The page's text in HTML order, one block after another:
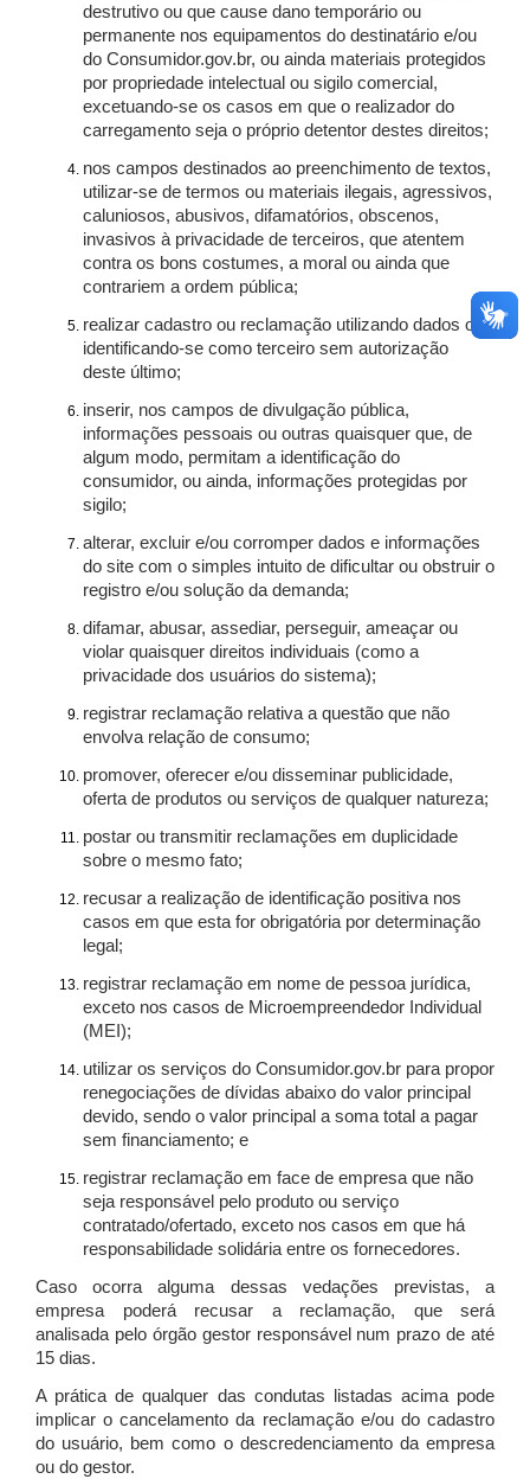
destrutivo ou que cause dano temporário ou
permanente nos equipamentos do destinatário e/ou
do Consumidor.gov.br, ou ainda materiais protegidos
por propriedade intelectual ou sigilo comercial,
excetuando-se os casos em que o realizador do
carregamento seja o próprio detentor destes direitos;
nos campos destinados ao preenchimento de textos,
utilizar-se de termos ou materiais ilegais, agressivos,
caluniosos, abusivos, difamatórios, obscenos,
invasivos à privacidade de terceiros, que atentem
contra os bons costumes, a moral ou ainda que
contrariem a ordem pública;
realizar cadastro ou reclamação utilizando dados ou
identificando-se como terceiro sem autorização
deste último;
inserir, nos campos de divulgação pública,
informações pessoais ou outras quaisquer que, de
algum modo, permitam a identificação do
consumidor, ou ainda, informações protegidas por
sigilo;
alterar, excluir e/ou corromper dados e informações
do site com o simples intuito de dificultar ou obstruir o
registro e/ou solução da demanda;
difamar, abusar, assediar, perseguir, ameaçar ou
violar quaisquer direitos individuais (como a
privacidade dos usuários do sistema);
registrar reclamação relativa a questão que não
envolva relação de consumo;
promover, oferecer e/ou disseminar publicidade,
oferta de produtos ou serviços de qualquer natureza;
postar ou transmitir reclamações em duplicidade
sobre o mesmo fato;
recusar a realização de identificação positiva nos
casos em que esta for obrigatória por determinação
legal;
registrar reclamação em nome de pessoa jurídica,
exceto nos casos de Microempreendedor Individual
(MEI);
utilizar os serviços do Consumidor.gov.br para propor
renegociações de dívidas abaixo do valor principal
devido, sendo o valor principal a soma total a pagar
sem financiamento; e
registrar reclamação em face de empresa que não
seja responsável pelo produto ou serviço
contratado/ofertado, exceto nos casos em que há
responsabilidade solidária entre os fornecedores.
Caso ocorra alguma dessas vedações previstas, a
empresa poderá recusar a reclamação, que será
analisada pelo órgão gestor responsável num prazo de até
15 dias.
A prática de qualquer das condutas listadas acima pode
implicar o cancelamento da reclamação e/ou do cadastro
do usuário, bem como o descredenciamento da empresa
ou do gestor.